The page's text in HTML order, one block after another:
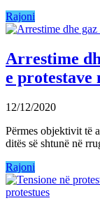
Rajoni
Arrestime
e protestave
12/12/2020
Përmes objektivit të
ditës së shtunë në
Rajoni